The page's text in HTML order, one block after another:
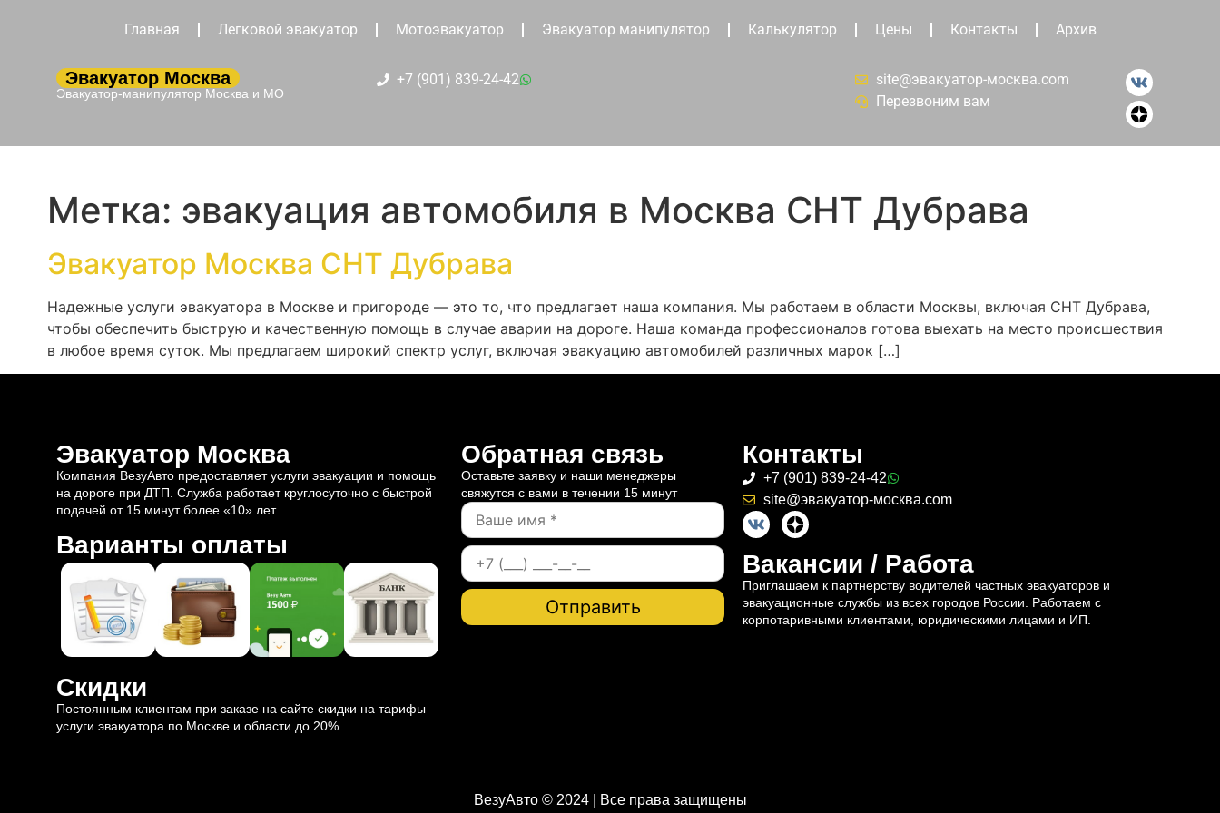
Главная Легковой эвакуатор Мотоэвакуатор Эвакуатор манипулятор Калькулятор Цены Контакты Архив
Эвакуатор Москва
Эвакуатор-манипулятор Москва и МО
+7 (901) 839-24-42
site@эвакуатор-москва.com
Перезвоним вам
Метка: эвакуация автомобиля в Москва СНТ Дубрава
Эвакуатор Москва СНТ Дубрава
Надежные услуги эвакуатора в Москве и пригороде — это то, что предлагает наша компания. Мы работаем в области Москвы, включая СНТ Дубрава,
чтобы обеспечить быструю и качественную помощь в случае аварии на дороге. Наша команда профессионалов готова выехать на место происшествия
в любое время суток. Мы предлагаем широкий спектр услуг, включая эвакуацию автомобилей различных марок […]
Эвакуатор Москва
Компания ВезуАвто предоставляет услуги эвакуации и помощь
на дороге при ДТП. Служба работает круглосуточно с быстрой
подачей от 15 минут более «10» лет.
Варианты оплаты
Скидки
Постоянным клиентам при заказе на сайте скидки на тарифы
услуги эвакуатора по Москве и области до 20%
Обратная связь
Оставьте заявку и наши менеджеры
свяжутся с вами в течении 15 минут
Контакты
+7 (901) 839-24-42
site@эвакуатор-москва.com
Вакансии / Работа
Приглашаем к партнерству водителей частных эвакуаторов и
эвакуационные службы из всех городов России. Работаем с
корпотаривными клиентами, юридическими лицами и ИП.
ВезуАвто © 2024 | Все права защищены